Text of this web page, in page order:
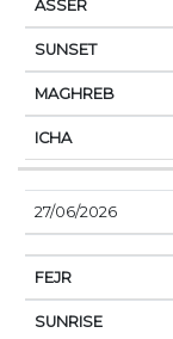
27/06/2026